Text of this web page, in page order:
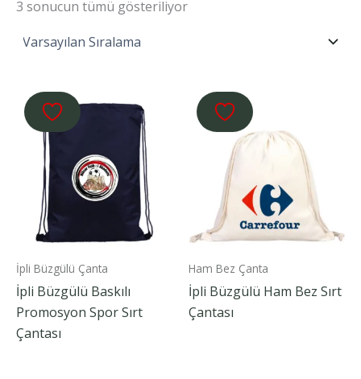
3 sonucun tümü gösteriliyor
İpli Büzgülü Çanta
İpli Büzgülü Baskılı
Promosyon Spor Sırt
Çantası
Ham Bez Çanta
İpli Büzgülü Ham Bez Sırt
Çantası